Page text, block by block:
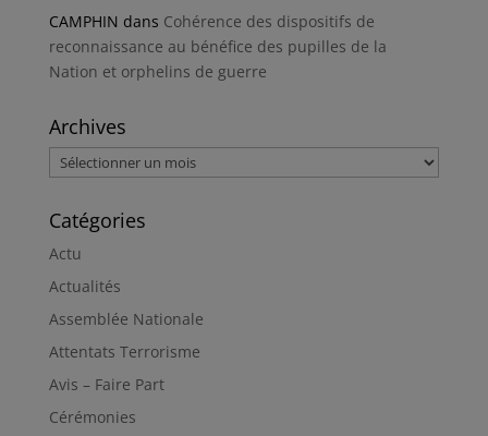
CAMPHIN dans Cohérence des dispositifs de
reconnaissance au bénéfice des pupilles de la
Nation et orphelins de guerre
Archives
Archives
Catégories
Actu
Actualités
Assemblée Nationale
Attentats Terrorisme
Avis – Faire Part
Cérémonies